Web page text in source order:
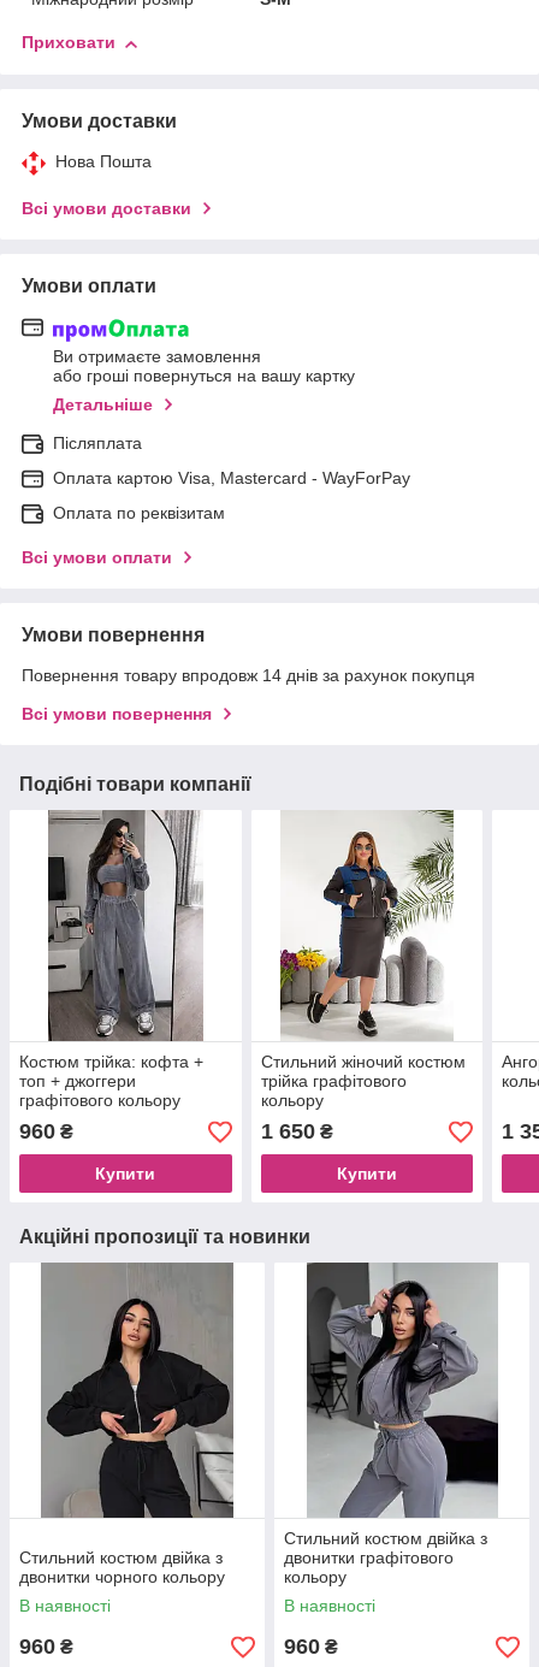
Приховати
Умови доставки
Нова Пошта
Всі умови доставки
Умови оплати
Ви отримаєте замовлення
або гроші повернуться на вашу картку
Детальніше
Післяплата
Оплата картою Visa, Mastercard - WayForPay
Оплата по реквізитам
Всі умови оплати
Умови повернення
Повернення товару впродовж 14 днів за рахунок покупця
Всі умови повернення
Подібні товари компанії
Костюм трійка: кофта +
топ + джоггери
графітового кольору
960 ₴
Купити
Стильний жіночий костюм
трійка графітового
кольору
1 650₴
Купити
1
Акційні пропозиції та новинки
Стильний костюм двійка з
двонитки чорного кольору
В наявності
960 ₴
Стильний костюм двійка з
двонитки графітового
кольору
В наявності
960 ₴